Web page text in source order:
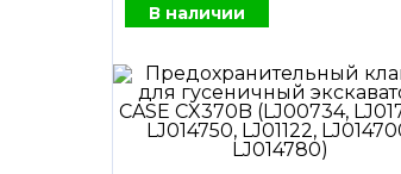
В наличии